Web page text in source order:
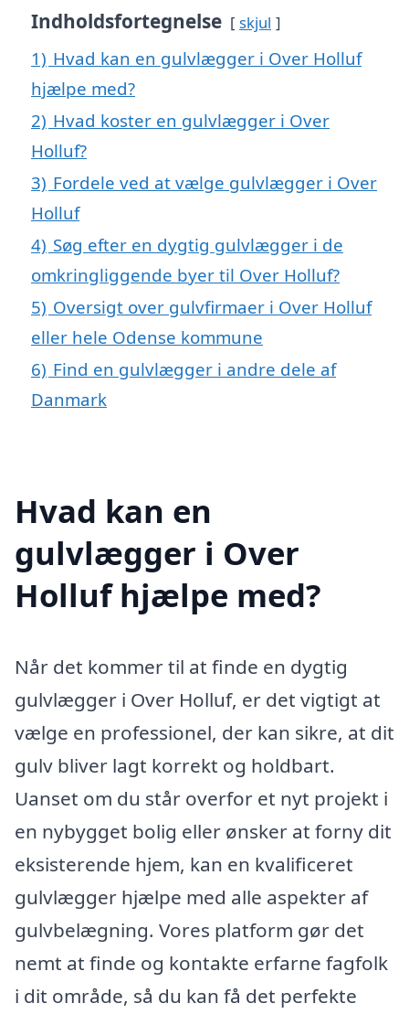
Indholdsfortegnelse skjul
1) Hvad kan en gulvlægger i Over Holluf
hjælpe med?
2) Hvad koster en gulvlægger i Over
Holluf?
3) Fordele ved at vælge gulvlægger i Over
Holluf
4) Søg efter en dygtig gulvlægger i de
omkringliggende byer til Over Holluf?
5) Oversigt over gulvfirmaer i Over Holluf
eller hele Odense kommune
6) Find en gulvlægger i andre dele af
Danmark
Hvad kan en
gulvlægger i Over
Holluf hjælpe med?
Når det kommer til at finde en dygtig
gulvlægger i Over Holluf, er det vigtigt at
vælge en professionel, der kan sikre, at dit
gulv bliver lagt korrekt og holdbart.
Uanset om du står overfor et nyt projekt i
en nybygget bolig eller ønsker at forny dit
eksisterende hjem, kan en kvalificeret
gulvlægger hjælpe med alle aspekter af
gulvbelægning. Vores platform gør det
nemt at finde og kontakte erfarne fagfolk
i dit område, så du kan få det perfekte